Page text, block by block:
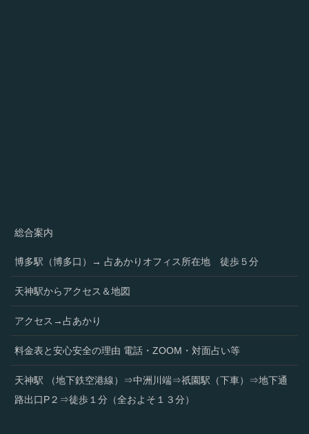
総合案内
博多駅（博多口）→ 占あかりオフィス所在地 徒歩５分
天神駅からアクセス＆地図
アクセス→占あかり
料金表と安心安全の理由 電話・ZOOM・対面占い等
天神駅 （地下鉄空港線）⇒中洲川端⇒祇園駅（下車）⇒地下通
路出口P２⇒徒歩１分（全およそ１３分）